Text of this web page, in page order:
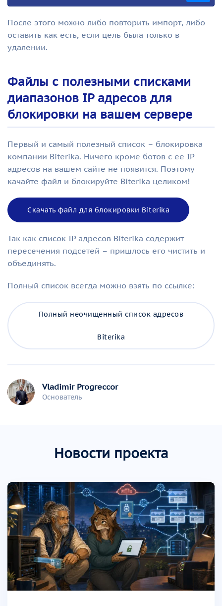
После этого можно либо повторить импорт, либо
оставить как есть, если цель была только в
удалении.
Файлы с полезными списками
диапазонов IP адресов для
блокировки на вашем сервере
Первый и самый полезный список – блокировка
компании Biterika. Ничего кроме ботов с ее IP
адресов на вашем сайте не появится. Поэтому
качайте файл и блокируйте Biterika целиком!
Скачать файл для блокировки Biterika
Так как список IP адресов Biterika содержит
пересечения подсетей – пришлось его чистить и
объединять.
Полный список всегда можно взять по ссылке:
Полный неочищенный список адресов
Biterika
Vladimir Progreccor
Основатель
Новости проекта